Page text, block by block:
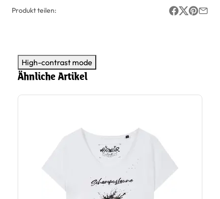
Produkt teilen:
High-contrast mode
Ähnliche Artikel